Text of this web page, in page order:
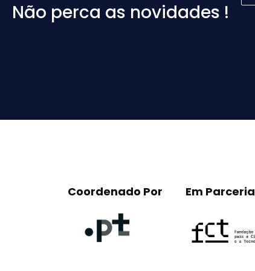
Não perca as novidades !
Coordenado Por Em Parceria